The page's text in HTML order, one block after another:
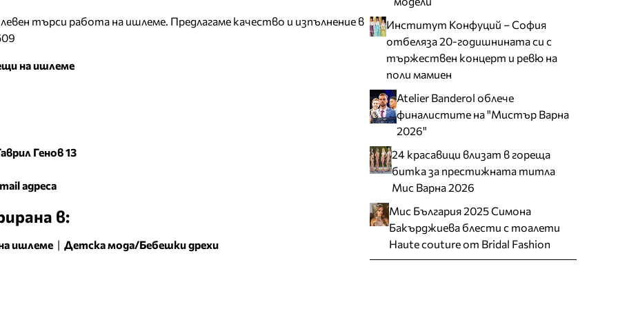
търси работа на ишлеме. Предлагаме качество и изпълнение в
на ишлеме
Генов 13
адреса
в:
ишлеме | Детска мода/Бебешки дрехи
Институт Конфуций – София
отбеляза 20-годишнината си с
тържествен концерт и ревю на
поли мамиен
Atelier Banderol облече
финалистите на "Мистър Варна
2026"
24 красавици влизат в гореща
битка за престижната титла
Мис Варна 2026
Мис България 2025 Симона
Бакърджиева блести с тоалети
Haute couture от Bridal Fashion